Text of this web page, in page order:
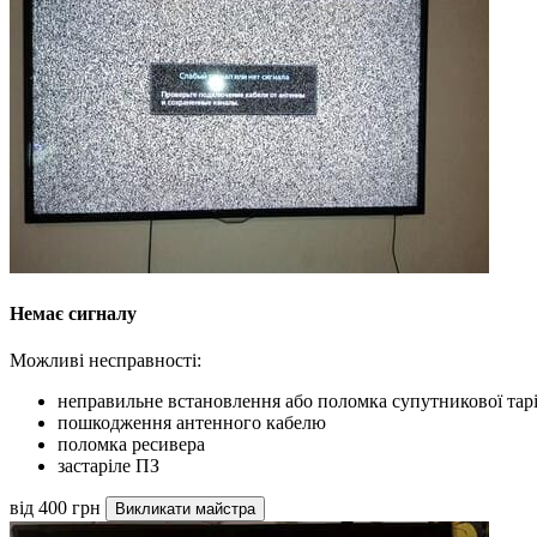
Немає сигналу
Можливі несправності:
неправильне встановлення або поломка супутникової
пошкодження антенного кабелю
поломка ресивера
застаріле ПЗ
від 400 грн Викликати майстра